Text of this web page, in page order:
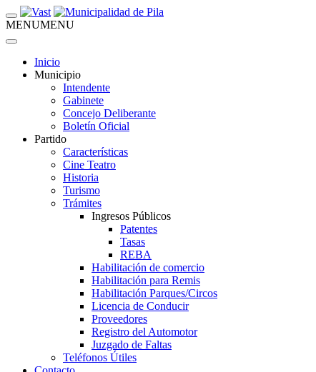
MENUMENU
Inicio
Municipio
Intendente
Gabinete
Concejo Deliberante
Boletín Oficial
Partido
Características
Cine Teatro
Historia
Turismo
Trámites
Ingresos Públicos
Patentes
Tasas
REBA
Habilitación de comercio
Habilitación para Remis
Habilitación Parques/Circos
Licencia de Conducir
Proveedores
Registro del Automotor
Juzgado de Faltas
Teléfonos Útiles